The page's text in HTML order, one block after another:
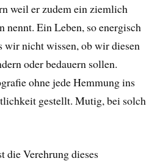
weil er zudem ein ziemlich
nennt. Ein Leben, so energisch
wir nicht wissen, ob wir diesen
oder bedauern sollen.
ohne jede Hemmung ins
gestellt. Mutig, bei solch
Verehrung dieses